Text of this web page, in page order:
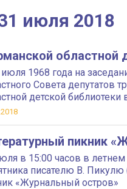
июля 2018
областной
1968 года на
Совета депутатов
детской библиотеки
пикник
в 15:00 часов в
писателю В. Пикулю
«Журнальный остров»